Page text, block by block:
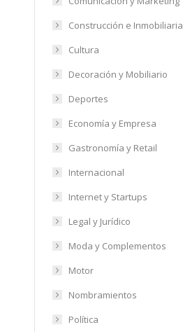
Construcción e Inmobiliaria
Cultura
Decoración y Mobiliario
Deportes
Economía y Empresa
Gastronomía y Retail
Internacional
Internet y Startups
Legal y Jurídico
Moda y Complementos
Motor
Nombramientos
Política